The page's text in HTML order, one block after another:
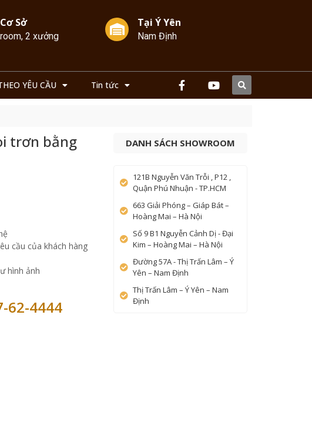
Sở
2 xưởng
Tại Ý Yên
Nam Định
YÊU CẦU Tin tức
trơn bằng
cầu của khách hàng
hình ảnh
62-4444
DANH SÁCH SHOWROOM
121B Nguyễn Văn Trỗi , P12 ,
Quận Phú Nhuận - TP.HCM
663 Giải Phóng – Giáp Bát –
Hoàng Mai – Hà Nội
Số 9 B1 Nguyễn Cảnh Dị - Đại
Kim – Hoàng Mai – Hà Nội
Đường 57A - Thị Trấn Lâm – Ý
Yên – Nam Định
Thị Trấn Lâm – Ý Yên – Nam
Định